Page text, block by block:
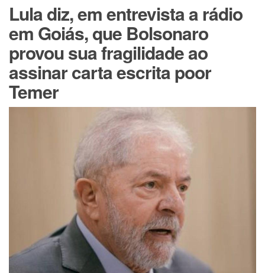
Lula diz, em entrevista a rádio
em Goiás, que Bolsonaro
provou sua fragilidade ao
assinar carta escrita poor
Temer